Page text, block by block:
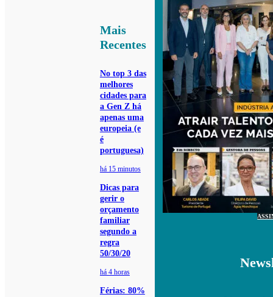
Mais
Recentes
No top 3 das
melhores
cidades para
a Gen Z há
apenas uma
europeia (e
é
portuguesa)
há 15 minutos
Dicas para
gerir o
orçamento
familiar
segundo a
regra
50/30/20
há 4 horas
Férias: 80%